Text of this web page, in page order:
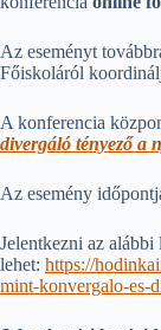
Az eseményt
Főiskoláról
A konferencia
divergáló tényező a
Az esemény
Jelentkezni az
lehet: https://
mint-konvergalo-es-